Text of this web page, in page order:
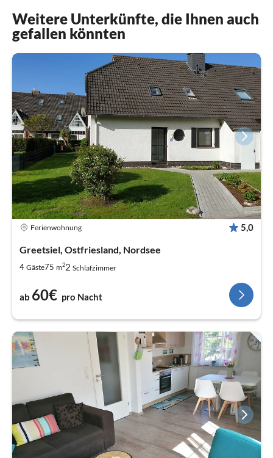
Weitere Unterkünfte, die Ihnen auch
gefallen könnten
Ferienwohnung 5,0
Greetsiel, Ostfriesland, Nordsee
4 Gäste75 m22 Schlafzimmer
ab 60€ pro Nacht